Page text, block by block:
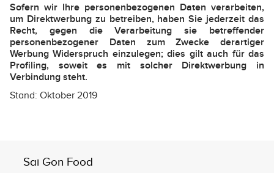
Sofern wir Ihre personenbezogenen Daten verarbeiten,
um Direktwerbung zu betreiben, haben Sie jederzeit das
Recht, gegen die Verarbeitung sie betreffender
personenbezogener Daten zum Zwecke derartiger
Werbung Widerspruch einzulegen; dies gilt auch für das
Profiling, soweit es mit solcher Direktwerbung in
Verbindung steht.
Stand: Oktober 2019
Sai Gon Food